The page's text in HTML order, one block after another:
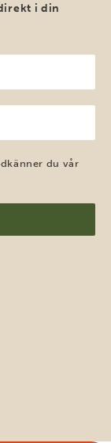
i din
du vår